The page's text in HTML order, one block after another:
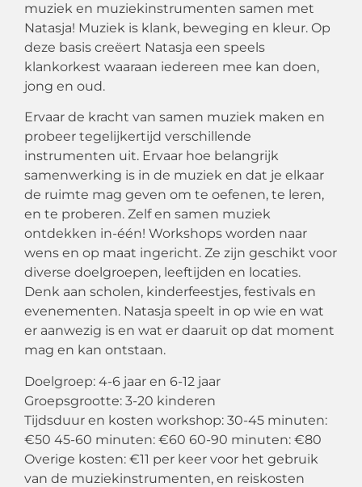
muziek en muziekinstrumenten samen met
Natasja! Muziek is klank, beweging en kleur. Op
deze basis creëert Natasja een speels
klankorkest waaraan iedereen mee kan doen,
jong en oud.
Ervaar de kracht van samen muziek maken en
probeer tegelijkertijd verschillende
instrumenten uit. Ervaar hoe belangrijk
samenwerking is in de muziek en dat je elkaar
de ruimte mag geven om te oefenen, te leren,
en te proberen. Zelf en samen muziek
ontdekken in-één! Workshops worden naar
wens en op maat ingericht. Ze zijn geschikt voor
diverse doelgroepen, leeftijden en locaties.
Denk aan scholen, kinderfeestjes, festivals en
evenementen. Natasja speelt in op wie en wat
er aanwezig is en wat er daaruit op dat moment
mag en kan ontstaan.
Doelgroep: 4-6 jaar en 6-12 jaar
Groepsgrootte: 3-20 kinderen
Tijdsduur en kosten workshop: 30-45 minuten:
€50 45-60 minuten: €60 60-90 minuten: €80
Overige kosten: €11 per keer voor het gebruik
van de muziekinstrumenten, en reiskosten